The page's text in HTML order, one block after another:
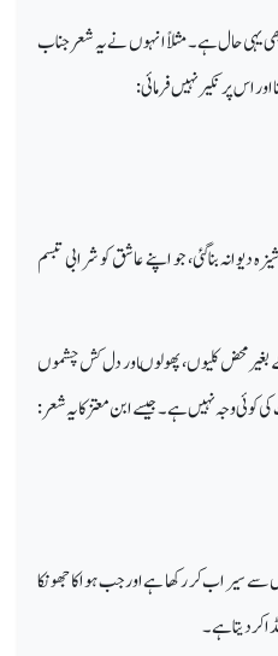
یہی حال ہے۔ مثلاً انہوں نے یہ شعر جناب
پر نکیر نہیں فرمائی:
بناگئی، جو اپنے عاشق کو شرابی تبسم
بغیر محض کلیوں، پھولوںاور دل کش چشموں
کوئی وجہ نہیں ہے۔جیسے ابن معتز کا یہ شعر:
سے سیراب کر رکھا ہےاور جب ہوا کا جھونکا
کردیتا ہے۔